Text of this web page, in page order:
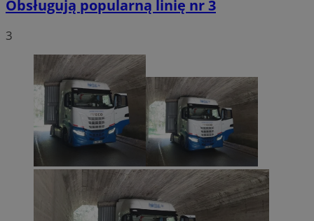
Obsługują popularną linię nr 3
3